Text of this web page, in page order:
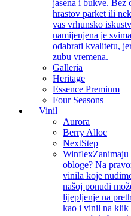
jasena i bukve. Bez
hrastov parket ili
vas vrhunsko
namijenjena je
odabrati kvalitetu,
zubu vremena.
Galleria
Heritage
Essence Premium
Four Seasons
Vinil
Aurora
Berry Alloc
NextStep
Winflex
obloge? Na
vinila koje
našoj ponudi
lijepljenje na
kao i vinil na klik